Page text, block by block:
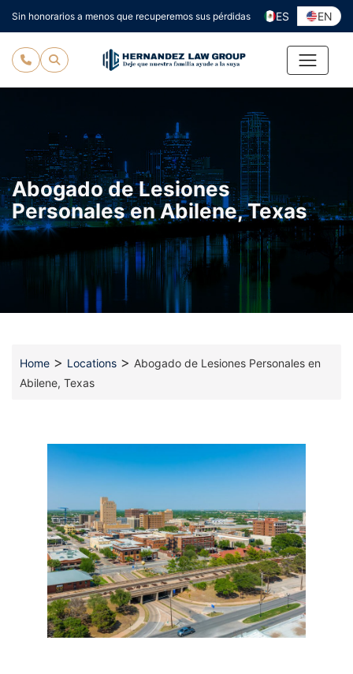
al
contenido
Sin honorarios a menos que recuperemos sus pérdidas ES EN
Abogado de Lesiones
Personales en Abilene, Texas
Home > Locations > Abogado de Lesiones Personales en
Abilene, Texas